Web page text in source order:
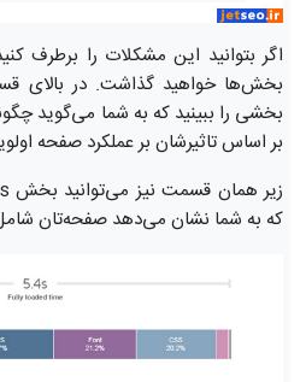
اگر بتوانید این مشکلات را برطرف
بخشی را ببینید که به شما می‌گوید
بر اساس تاثیرشان بر عملکرد صفحه
که به شما نشان می‌دهد صفحه‌تان